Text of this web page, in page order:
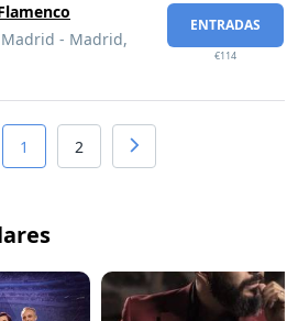
- Madrid,
ENTRADAS
€114
1 2